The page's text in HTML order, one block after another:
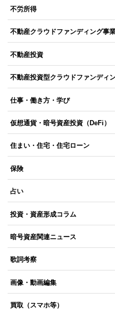
不労所得
不動産クラウドファンディング事
不動産投資
不動産投資型クラウドファンディ
仕事・働き方・学び
仮想通貨・暗号資産投資（DeFi）
住まい・住宅・住宅ローン
保険
占い
投資・資産形成コラム
暗号資産関連ニュース
歌詞考察
画像・動画編集
買取（スマホ等）